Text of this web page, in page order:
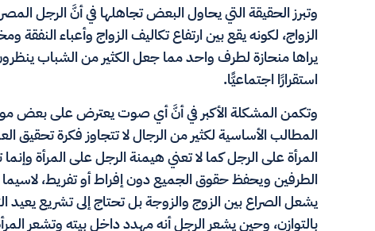
وتبرز الحقيقة التي يحاول البعض تجاهلها في أنَّ الرجل
الزواج، لكونه يقع بين ارتفاع تكاليف الزواج وأعباء النفقة
يراها منحازة لطرف واحد مما جعل الكثير من الشباب ينظرون
استقرارًا اجتماعيًّا.
وتكمن المشكلة الأكبر في أنَّ أي صوت يعترض على بعض
المطالب الأساسية لكثير من الرجال لا تتجاوز فكرة تحقيق
المرأة على الرجل كما لا تعني هيمنة الرجل على المرأة
الطرفين ويحفظ حقوق الجميع دون إفراط أو تفريط، لاسيما
يشعل الصراع بين الزوج والزوجة بل تحتاج إلى تشريع يعيد
بالتوازن، وحين يشعر الرجل أنه مهدد داخل بيته وتشعر